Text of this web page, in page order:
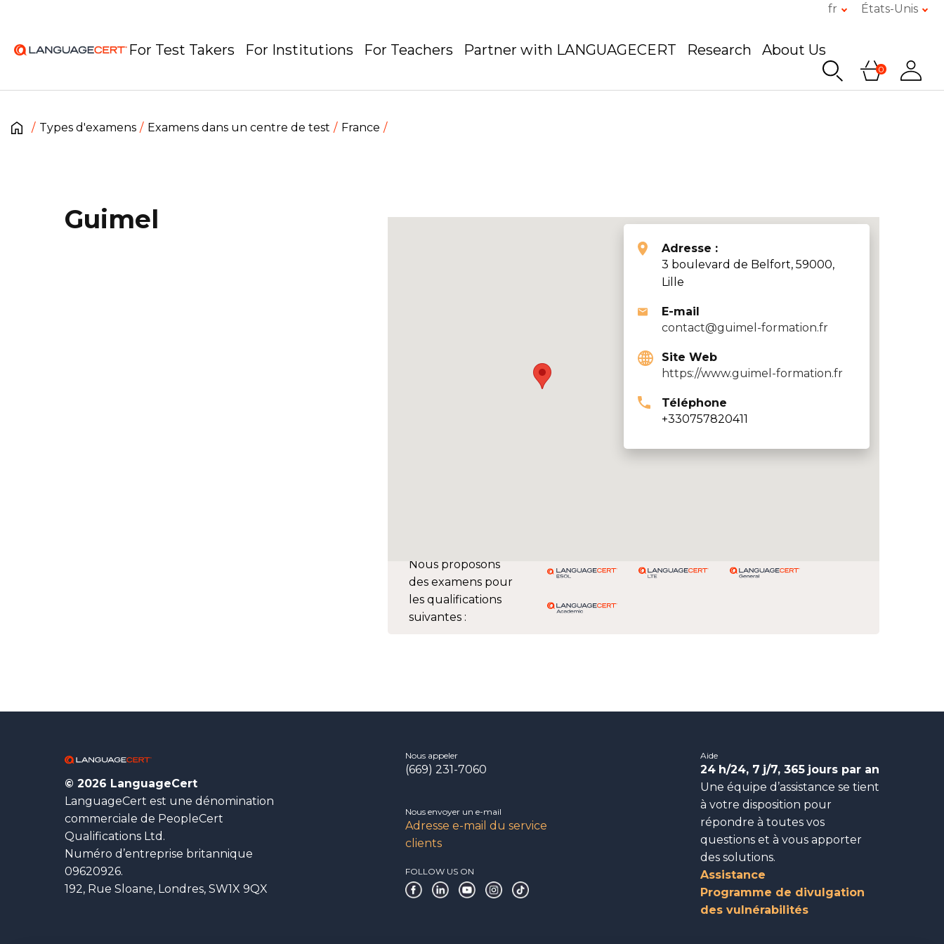
fr États-Unis
For Test Takers For Institutions For Teachers Partner with LANGUAGECERT Research About Us
0
Types d'examens Examens dans un centre de test France
Nous proposons
des examens pour
les qualifications
suivantes :
Adresse :
3 boulevard de Belfort, 59000,
Lille
E-mail
contact@guimel-formation.fr
Site Web
https://www.guimel-formation.fr
Téléphone
+330757820411
Guimel
© 2026 LanguageCert
LanguageCert est une dénomination
commerciale de PeopleCert
Qualifications Ltd.
Numéro d’entreprise britannique
09620926.
192, Rue Sloane, Londres, SW1X 9QX
Nous appeler
(669) 231-7060
Nous envoyer un e-mail
Adresse e-mail du service
clients
FOLLOW US ON
Aide
24 h/24, 7 j/7, 365 jours par an
Une équipe d’assistance se tient
à votre disposition pour
répondre à toutes vos
questions et à vous apporter
des solutions.
Assistance
Programme de divulgation
des vulnérabilités